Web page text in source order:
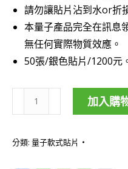
請勿讓貼片沾到水or折
本量子產品完全在訊息
無任何實際物質效應。
50張/銀色貼片/1200元
肩
貼/
加入購
分類: 量子軟式貼片